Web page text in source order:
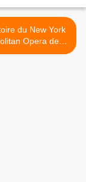
du New York
Opera de
1883 à nos jours >